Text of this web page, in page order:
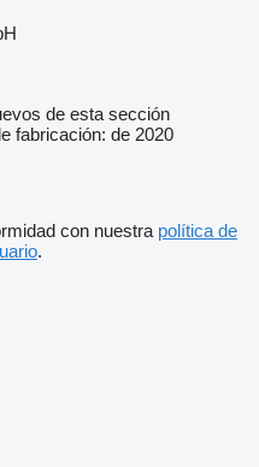
de esta sección
fabricación: de 2020
con nuestra política de
.